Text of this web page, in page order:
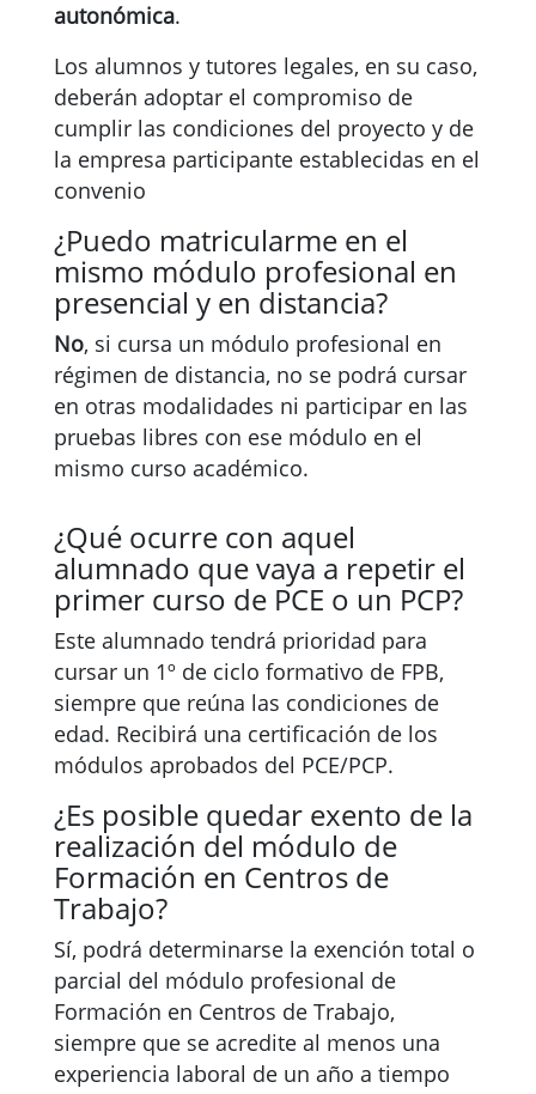
autonómica.
Los alumnos y tutores legales, en su caso,
deberán adoptar el compromiso de
cumplir las condiciones del proyecto y de
la empresa participante establecidas en el
convenio
¿Puedo matricularme en el
mismo módulo profesional en
presencial y en distancia?
No, si cursa un módulo profesional en
régimen de distancia, no se podrá cursar
en otras modalidades ni participar en las
pruebas libres con ese módulo en el
mismo curso académico.
¿Qué ocurre con aquel
alumnado que vaya a repetir el
primer curso de PCE o un PCP?
Este alumnado tendrá prioridad para
cursar un 1º de ciclo formativo de FPB,
siempre que reúna las condiciones de
edad. Recibirá una certificación de los
módulos aprobados del PCE/PCP.
¿Es posible quedar exento de la
realización del módulo de
Formación en Centros de
Trabajo?
Sí, podrá determinarse la exención total o
parcial del módulo profesional de
Formación en Centros de Trabajo,
siempre que se acredite al menos una
experiencia laboral de un año a tiempo